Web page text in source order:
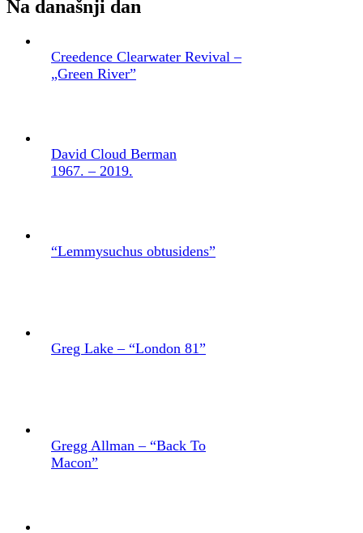
Na današnji dan
Creedence Clearwater Revival –
„Green River”
David Cloud Berman
1967. – 2019.
“Lemmysuchus obtusidens”
Greg Lake – “London 81”
Gregg Allman – “Back To
Macon”